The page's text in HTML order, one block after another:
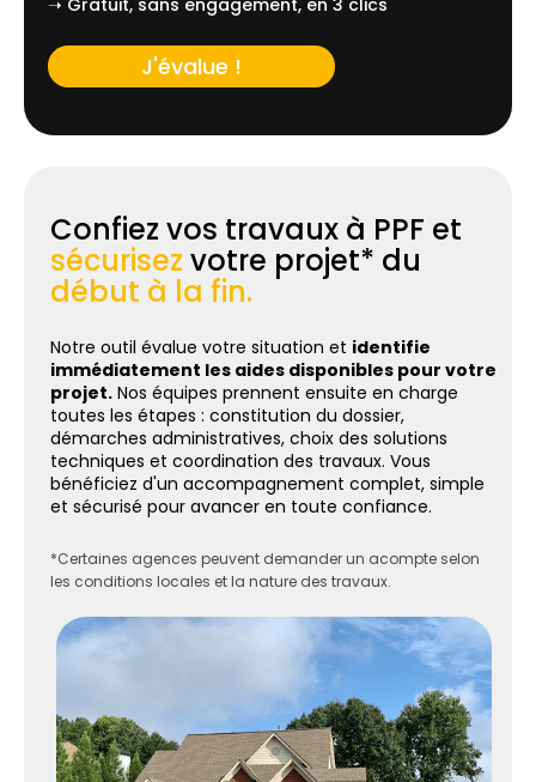
J'évalue !
Confiez vos travaux à PPF et
sécurisez votre projet* du
début à la fin.
Notre outil évalue votre situation et identifie
immédiatement les aides disponibles pour votre
projet. Nos équipes prennent ensuite en charge
toutes les étapes : constitution du dossier,
démarches administratives, choix des solutions
techniques et coordination des travaux. Vous
bénéficiez d'un accompagnement complet, simple
et sécurisé pour avancer en toute confiance.
*Certaines agences peuvent demander un acompte selon
les conditions locales et la nature des travaux.